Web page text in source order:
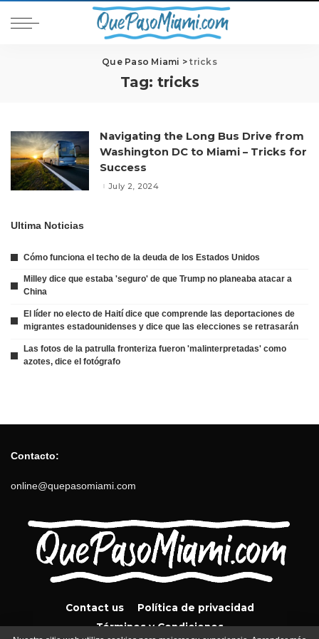
Que Paso Miami >tricks
Tag: tricks
Navigating the Long Bus Drive from
Washington DC to Miami – Tricks for
Success
July 2, 2024
Ultima Noticias
Cómo funciona el techo de la deuda de los Estados Unidos
Milley dice que estaba 'seguro' de que Trump no planeaba atacar a
China
El líder no electo de Haití dice que comprende las deportaciones de
migrantes estadounidenses y dice que las elecciones se retrasarán
Las fotos de la patrulla fronteriza fueron 'malinterpretadas' como
azotes, dice el fotógrafo
Contacto:
online@quepasomiami.com
Contact us
Política de privacidad
Términos y Condiciones